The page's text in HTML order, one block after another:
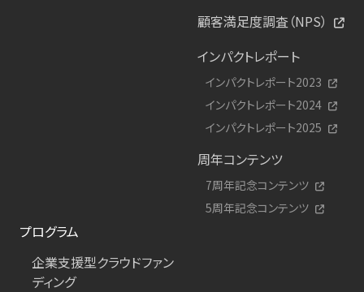
顧客満足度調査（NPS）
インパクトレポート
インパクトレポート2023
インパクトレポート2024
インパクトレポート2025
周年コンテンツ
7周年記念コンテンツ
5周年記念コンテンツ
プログラム
企業支援型クラウドファン
ディング